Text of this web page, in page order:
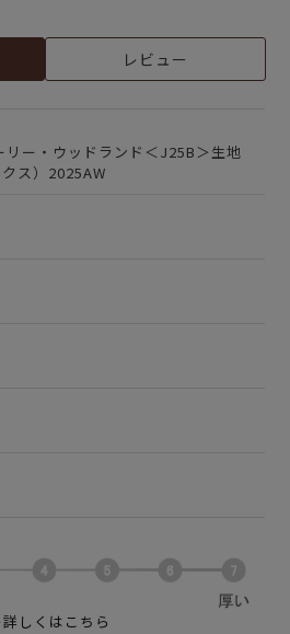
レビュー
リー・ウッドランド＜J25B＞生地
ス）2025AW
しくはこちら